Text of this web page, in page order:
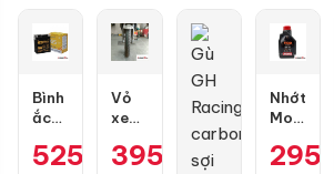
Bình
ắc
GS
525.000₫
Vỏ
xe
70/90-
395.000
Nhớt
Motul
10W50